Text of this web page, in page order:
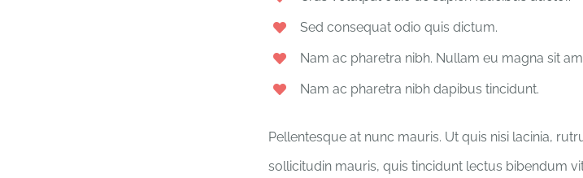
Sed consequat odio quis dictum.
Nam ac pharetra nibh. Nullam eu magna sit
Nam ac pharetra nibh dapibus tincidunt.
Pellentesque at nunc mauris. Ut quis nisi lacinia,
sollicitudin mauris, quis tincidunt lectus bibendum